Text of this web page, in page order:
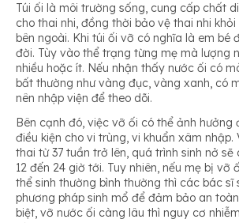
Túi ối là môi trường sống, cung cấp chất
cho thai nhi, đồng thời bảo vệ thai nhi
bên ngoài. Khi túi ối vỡ có nghĩa là em bé
đời. Tùy vào thể trạng từng mẹ mà lượng
nhiều hoặc ít. Nếu nhận thấy nước ối có
bất thường như vàng đục, vàng xanh, có
nên nhập viện để theo dõi.
Bên cạnh đó, việc vỡ ối có thể ảnh hưởng
điều kiện cho vi trùng, vi khuẩn xâm nhập.
thai từ 37 tuần trở lên, quá trình sinh nở sẽ
12 đến 24 giờ tới. Tuy nhiên, nếu mẹ bị vỡ
thể sinh thường bình thường thì các bác sĩ
phương pháp sinh mổ để đảm bảo an
biệt, vỡ nước ối càng lâu thì nguy cơ